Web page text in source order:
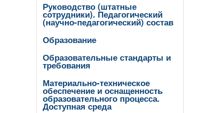
Руководство (штатные
сотрудники). Педагогический
(научно-педагогический) состав
Образование
Образовательные стандарты и
требования
Материально-техническое
обеспечение и оснащенность
образовательного процесса.
Доступная среда